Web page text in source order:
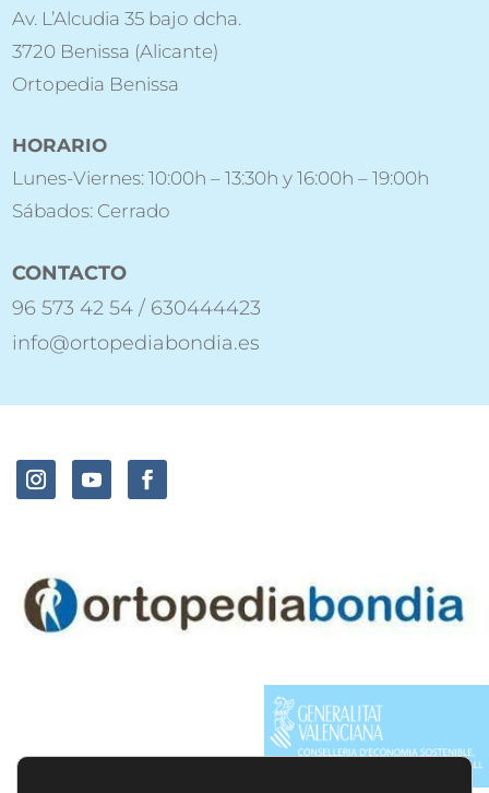
Av. L’Alcudia 35 bajo dcha.
3720 Benissa (Alicante)
Ortopedia Benissa
HORARIO
Lunes-Viernes: 10:00h – 13:30h y 16:00h – 19:00h
Sábados: Cerrado
CONTACTO
96 573 42 54 / 630444423
info@ortopediabondia.es